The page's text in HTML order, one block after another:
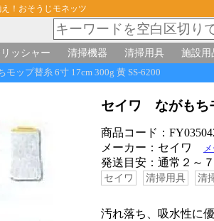
！おそうじモネッツ
ッシャー 清掃機器 清掃用具 施設用
ップ替糸 6寸 17cm 300g 黄 SS-6200
セイワ ながもち
商品コード：
メーカー：セイワ
発送目安：通常２～
セイワ 清掃用具 清
汚れ落ち、吸水性に